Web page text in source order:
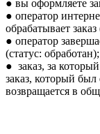
● вы оформляете
● оператор
обрабатывает
● оператор
(статус: обработан);
● заказ, за
заказ, который был
возвращается в